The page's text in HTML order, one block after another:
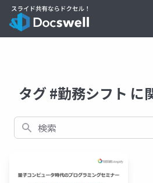
タグ #勤務シフト に
検索